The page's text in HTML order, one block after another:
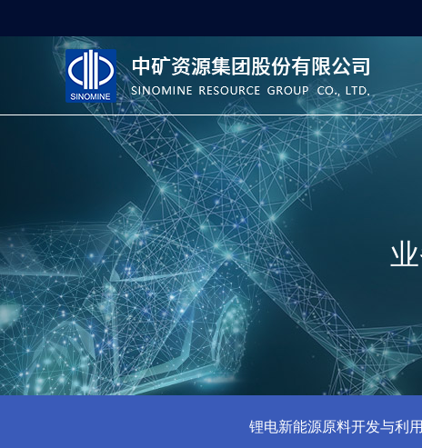
锂电新能源原料开发与利用